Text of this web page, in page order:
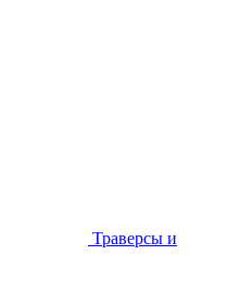
Траверсы и